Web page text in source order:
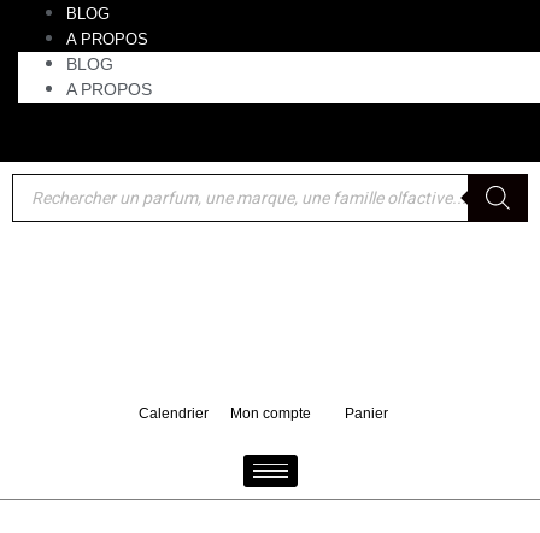
BLOG
A PROPOS
BLOG
A PROPOS
Calendrier Mon compte Panier